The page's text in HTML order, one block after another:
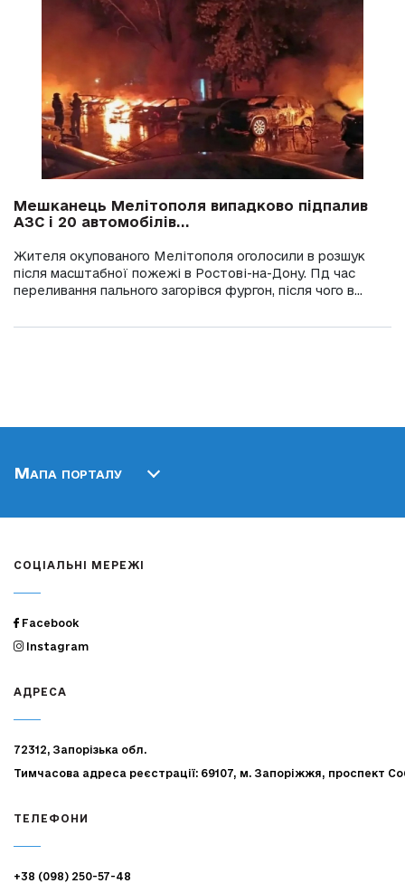
Мешканець Мелітополя випадково підпалив
АЗС і 20 автомобілів...
Жителя окупованого Мелітополя оголосили в розшук
після масштабної пожежі в Ростові-на-Дону. Пд час
переливання пального загорівся фургон, після чого в...
Мапа порталу
СОЦІАЛЬНІ МЕРЕЖІ
Facebook
Instagram
АДРЕСА
72312, Запорізька обл.
Тимчасова адреса реєстрації: 69107, м. Запоріжжя, проспект
ТЕЛЕФОНИ
+38 (098) 250-57-48